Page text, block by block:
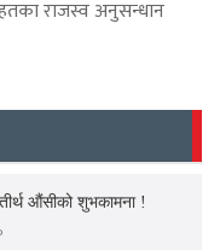
राजस्व अनुसन्धान
औंसीको शुभकामना !